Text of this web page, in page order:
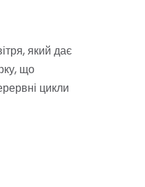
який дає
що
цикли